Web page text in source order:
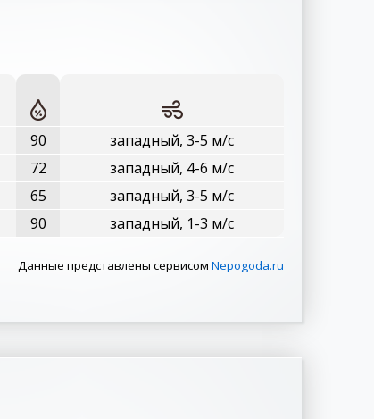
90
западный, 3-5 м/с
72
западный, 4-6 м/с
65
западный, 3-5 м/с
90 западный, 1-3 м/с
Данные представлены сервисом Nepogoda.ru